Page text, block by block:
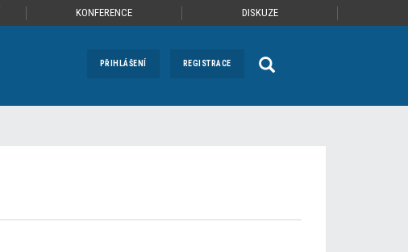
KONFERENCE DISKUZE
PŘIHLÁŠENÍ REGISTRACE